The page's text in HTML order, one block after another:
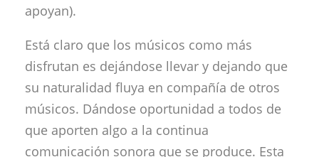
apoyan).
Está claro que los músicos como más
disfrutan es dejándose llevar y dejando que
su naturalidad fluya en compañía de otros
músicos. Dándose oportunidad a todos de
que aporten algo a la continua
comunicación sonora que se produce. Esta